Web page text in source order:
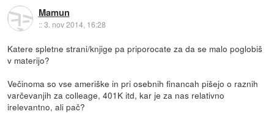
Mamun
::3. nov 2014, 16:28
Katere spletne strani/knjige pa priporocate za da se malo poglobiš
v materijo?
Večinoma so vse ameriške in pri osebnih financah pišejo o raznih
varčevanjih za colleage, 401K itd, kar je za nas relativno
irelevantno, ali pač?